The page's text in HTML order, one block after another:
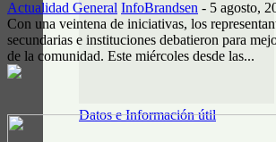
Datos e Información útil
Actualidad General InfoBrandsen - 5 agosto,
Con una veintena de iniciativas, los
secundarias e instituciones debatieron para
de la comunidad. Este miércoles desde las...